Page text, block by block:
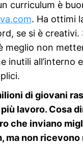
curriculum è
. Ha ottimi
se si è creativi.
meglio non
inutili all’interno
di giovani
lavoro. Cosa
che inviano
ma non ricevono